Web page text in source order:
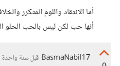
أما الانتقاد واللوم المتكرر
أنها حب لكن ليس بالحب الحلو
BasmaNabil17 قبل سنة واحدة